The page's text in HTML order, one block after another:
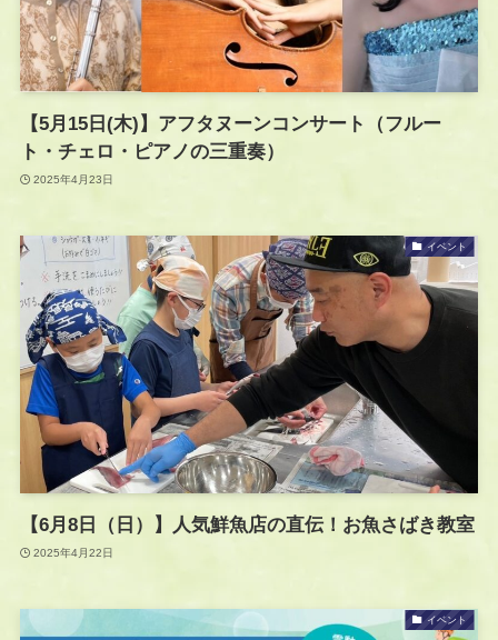
【5月15日(木)】アフタヌーンコンサート（フルー
ト・チェロ・ピアノの三重奏）
2025年4月23日
イベント
【6月8日（日）】人気鮮魚店の直伝！お魚さばき教室
2025年4月22日
イベント